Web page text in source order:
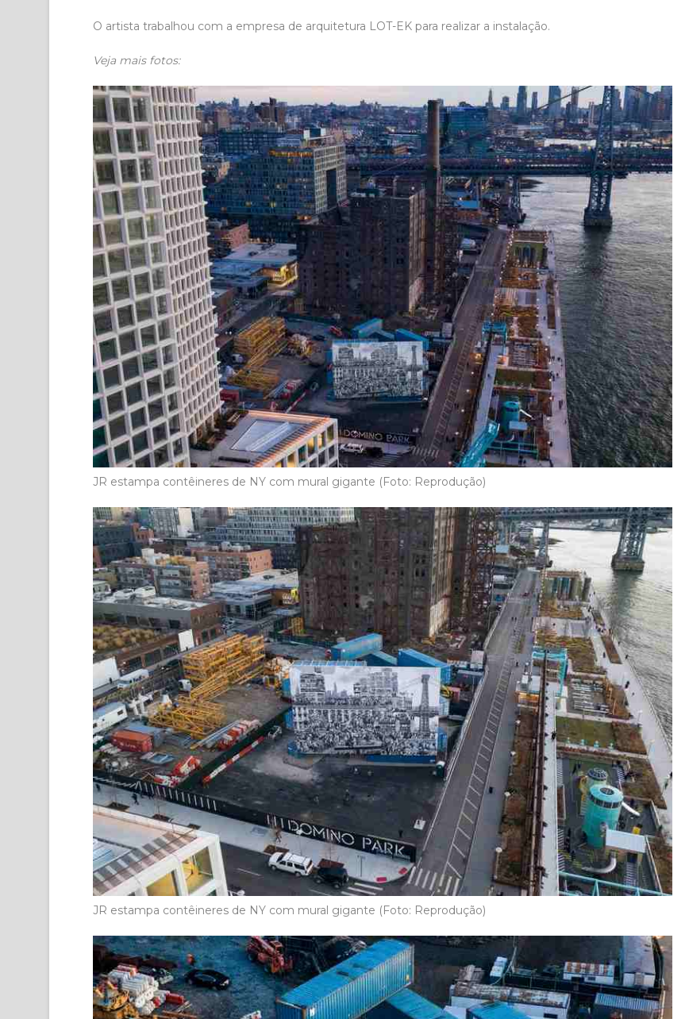
O artista trabalhou com a empresa de arquitetura LOT-EK para realizar a instalação.
Veja mais fotos:
JR estampa contêineres de NY com mural gigante (Foto: Reprodução)
JR estampa contêineres de NY com mural gigante (Foto: Reprodução)